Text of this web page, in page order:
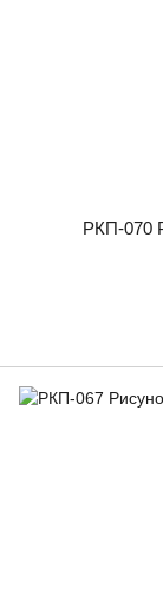
РКП-070